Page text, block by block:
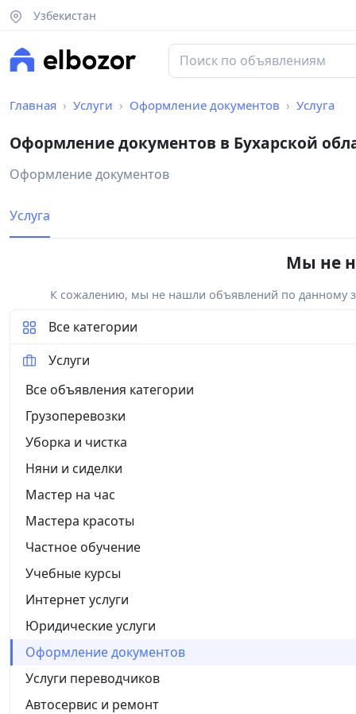
Узбекистан
Главная Услуги Оформление документов Услуга
Оформление документов в Бухарской
Оформление документов
Услуга
Мы не
К сожалению, мы не нашли объявлений по данному
Все категории
Услуги
Все объявления категории
Грузоперевозки
Уборка и чистка
Няни и сиделки
Мастер на час
Мастера красоты
Частное обучение
Учебные курсы
Интернет услуги
Юридические услуги
Оформление документов
Услуги переводчиков
Автосервис и ремонт